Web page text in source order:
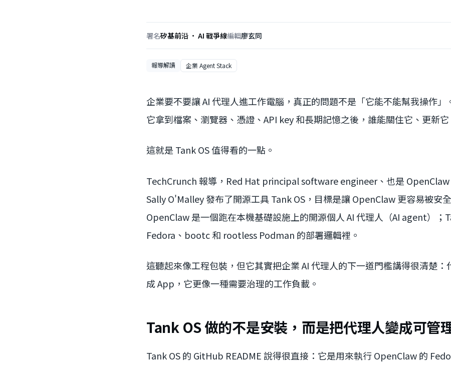
署名矽基前沿 · AI 戰爭線編輯廖玄同
報導解讀 企業 Agent Stack
企業要不要讓 AI 代理人進工作電腦，真正的問題不是「它能不能幫我操作」
它拿到檔案、瀏覽器、憑證、API key 和長期記憶之後，誰能關住它、更新它
這就是 Tank OS 值得看的一點。
TechCrunch 報導，Red Hat principal software engineer、也是
Sally O'Malley 發布了開源工具 Tank OS，目標是讓 OpenClaw 更容易被安
OpenClaw 是一個跑在本機基礎設施上的開源個人 AI 代理人（AI agent）；
Fedora、bootc 和 rootless Podman 的部署邏輯裡。
這聽起來像工程包裝，但它其實把企業 AI 代理人的下一道門檻講得很清楚：
成 App，它更像一種需要治理的工作負載。
Tank OS 做的不是安裝，而是把代理人變成可管
Tank OS 的 GitHub README 說得很直接：它是用來執行 OpenClaw 的